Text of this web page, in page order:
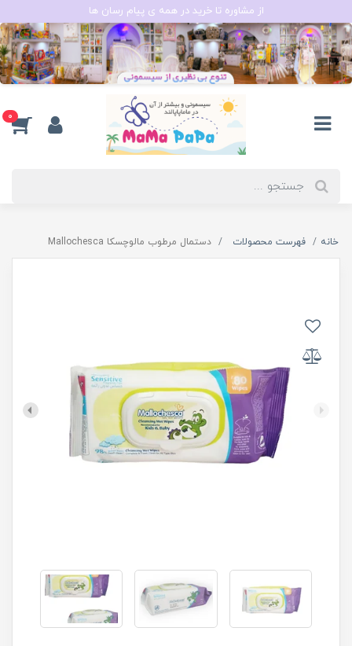
از مشاوره تا خرید در همه ی پیام رسان ها
0
خانه فهرست محصولات دستمال مرطوب مالوچسکا Mallochesca